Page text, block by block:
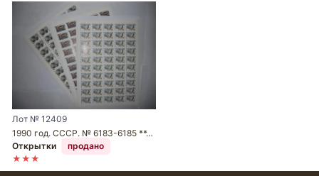
Лот № 12409
1990 год. СССР. № 6183-6185 **…
Открытки
продано
★★★